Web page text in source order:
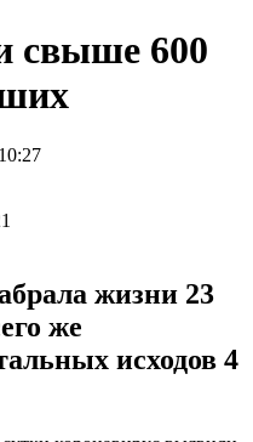
свыше 600
жизни 23
же
исходов 4